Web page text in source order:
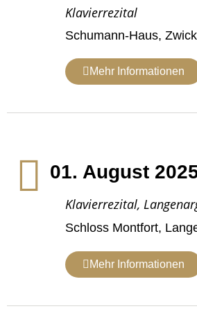
Klavierrezital
Schumann-Haus,
Mehr Informationen
01. August
Klavierrezital,
Schloss Montfort,
Mehr Informationen